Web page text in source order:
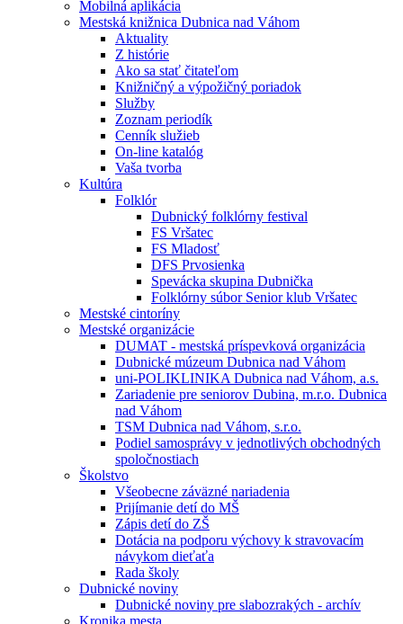
Mobilná aplikácia
Mestská knižnica Dubnica nad Váhom
Aktuality
Z histórie
Ako sa stať čitateľom
Knižničný a výpožičný poriadok
Služby
Zoznam periodík
Cenník služieb
On-line katalóg
Vaša tvorba
Kultúra
Folklór
Dubnický folklórny festival
FS Vršatec
FS Mladosť
DFS Prvosienka
Spevácka skupina Dubnička
Folklórny súbor Senior klub Vršatec
Mestské cintoríny
Mestské organizácie
DUMAT - mestská príspevková organizácia
Dubnické múzeum Dubnica nad Váhom
uni-POLIKLINIKA Dubnica nad Váhom, a.s.
Zariadenie pre seniorov Dubina, m.r.o. Dubnica
nad Váhom
TSM Dubnica nad Váhom, s.r.o.
Podiel samosprávy v jednotlivých obchodných
spoločnostiach
Školstvo
Všeobecne záväzné nariadenia
Prijímanie detí do MŠ
Zápis detí do ZŠ
Dotácia na podporu výchovy k stravovacím
návykom dieťaťa
Rada školy
Dubnické noviny
Dubnické noviny pre slabozrakých - archív